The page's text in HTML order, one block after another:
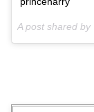
A post shared by